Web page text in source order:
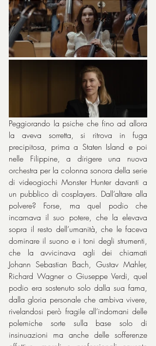
Peggiorando la psiche che fino ad allora
la aveva sorretta, si ritrova in fuga
precipitosa, prima a Staten Island e poi
nelle Filippine, a dirigere una nuova
orchestra per la colonna sonora della serie
di videogiochi Monster Hunter davanti a
un pubblico di cosplayers. Dall’altare alla
polvere? Forse, ma quel podio che
incarnava il suo potere, che la elevava
sopra il resto dell’umanità, che le faceva
dominare il suono e i toni degli strumenti,
che la avvicinava agli dei chiamati
Johann Sebastian Bach, Gustav Mahler,
Richard Wagner o Giuseppe Verdi, quel
podio era sostenuto solo dalla sua fama,
dalla gloria personale che ambiva vivere,
rivelandosi però fragile all’indomani delle
polemiche sorte sulla base solo di
insinuazioni ma anche delle sofferenze